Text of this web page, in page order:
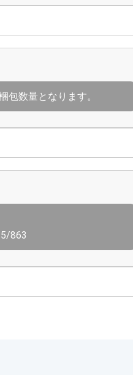
包数量となります。
863